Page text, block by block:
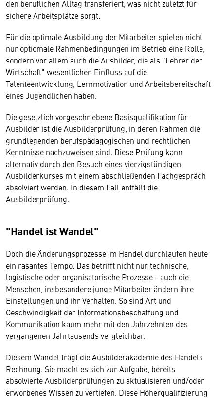
den beruflichen Alltag transferiert, was nicht zuletzt für
sichere Arbeitsplätze sorgt.
Für die optimale Ausbildung der Mitarbeiter spielen nicht
nur optiomale Rahmenbedingungen im Betrieb eine Rolle,
sondern vor allem auch die Ausbilder, die als "Lehrer der
Wirtschaft" wesentlichen Einfluss auf die
Talenteentwicklung, Lernmotivation und Arbeitsbereitschaft
eines Jugendlichen haben.
Die gesetzlich vorgeschriebene Basisqualifikation für
Ausbilder ist die Ausbilderprüfung, in deren Rahmen die
grundlegenden berufspädagogischen und rechtlichen
Kenntnisse nachzuweisen sind. Diese Prüfung kann
alternativ durch den Besuch eines vierzigstündigen
Ausbilderkurses mit einem abschließenden Fachgespräch
absolviert werden. In diesem Fall entfällt die
Ausbilderprüfung.
"Handel ist Wandel"
Doch die Änderungsprozesse im Handel durchlaufen heute
ein rasantes Tempo. Das betrifft nicht nur technische,
logistische oder organisatorische Prozesse - auch die
Menschen, insbesondere junge Mitarbeiter ändern ihre
Einstellungen und ihr Verhalten. So sind Art und
Geschwindigkeit der Informationsbeschaffung und
Kommunikation kaum mehr mit den Jahrzehnten des
vergangenen Jahrtausends vergleichbar.
Diesem Wandel trägt die Ausbilderakademie des Handels
Rechnung. Sie macht es sich zur Aufgabe, bereits
absolvierte Ausbilderprüfungen zu aktualisieren und/oder
erworbenes Wissen zu vertiefen. Diese Höherqualifizierung